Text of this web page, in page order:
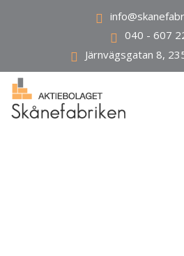
040 - 607
Järnvägsgatan 8,